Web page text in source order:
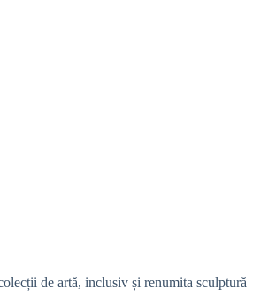
de artă, inclusiv și renumita sculptură